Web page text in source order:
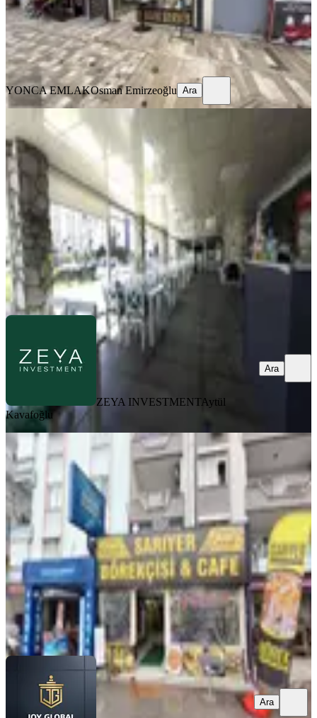
2.500.000 ₺
YONCA EMLAK Osman Emirzeoğlu
Ara
YONCA EMLAKOsman Emirzeoğlu Ara
Yenigün'de Devren Kiralık Restoran
Muratpaşa, Yenigün Mahallesi
180 m²
Düz Giriş (Zemin) 28.03.2026
7.500.000 ₺
ZEYA INVESTMENT Aytül Kavafoğlu
Ara
ZEYA INVESTMENTAytül
Kavafoğlu
Ara
Ruhsat, İsim Hakkı Ve Tüm Ekipman
İle Devren Kiralık Çok Merkezi
Muratpaşa, Sedir Mahallesi
1 Oda
200 m² ·Düz Giriş (Zemin)· 03.06.2026
1.250.000 ₺
JOY GLOBAL Gökhan Gündoğdu
Ara
Ara